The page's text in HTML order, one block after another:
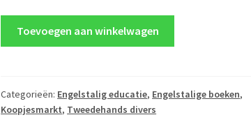
-
CJ
Toevoegen aan winkelwagen
Categorieën: Engelstalig educatie, Engelstalige boeken,
Koopjesmarkt, Tweedehands divers